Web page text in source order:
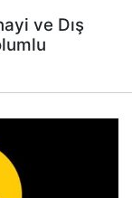
ve Dış